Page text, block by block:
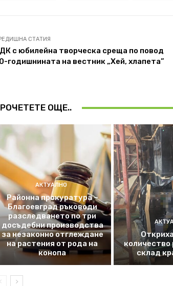
СТАТИЯ
с юбилейна творческа среща по повод
годишнината на вестник „Хей, хлапета”
ОЩЕ..
АКТУАЛНО
Районна прокуратура –
Благоевград ръководи
разследването по три
досъдебни производства
за незаконно отглеждане
на растения от рода на
конопа
количество
склад